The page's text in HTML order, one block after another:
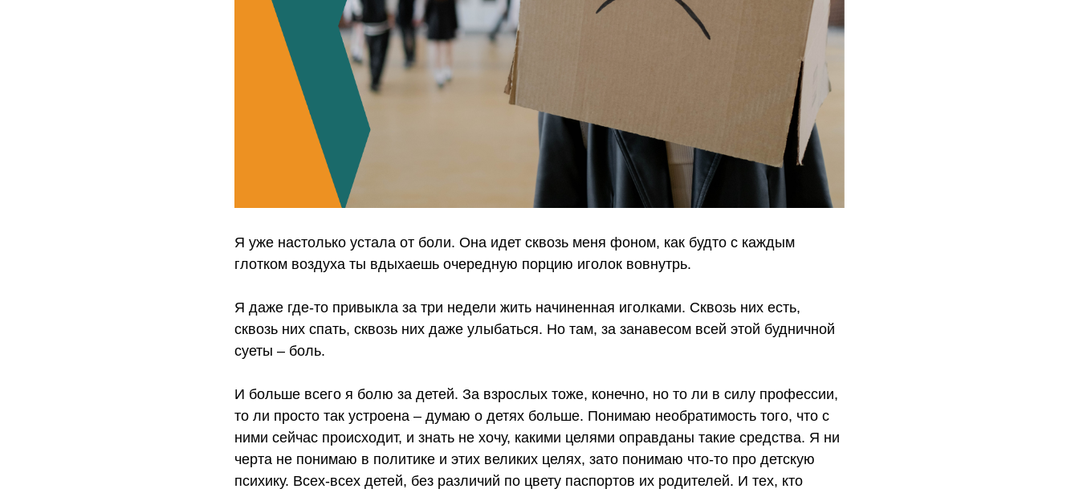
Я уже настолько устала от боли. Она идет сквозь меня фоном, как будто с каждым
глотком воздуха ты вдыхаешь очередную порцию иголок вовнутрь.
Я даже где-то привыкла за три недели жить начиненная иголками. Сквозь них есть,
сквозь них спать, сквозь них даже улыбаться. Но там, за занавесом всей этой будничной
суеты – боль.
И больше всего я болю за детей. За взрослых тоже, конечно, но то ли в силу профессии,
то ли просто так устроена – думаю о детях больше. Понимаю необратимость того, что с
ними сейчас происходит, и знать не хочу, какими целями оправданы такие средства. Я ни
черта не понимаю в политике и этих великих целях, зато понимаю что-то про детскую
психику. Всех-всех детей, без различий по цвету паспортов их родителей. И тех, кто